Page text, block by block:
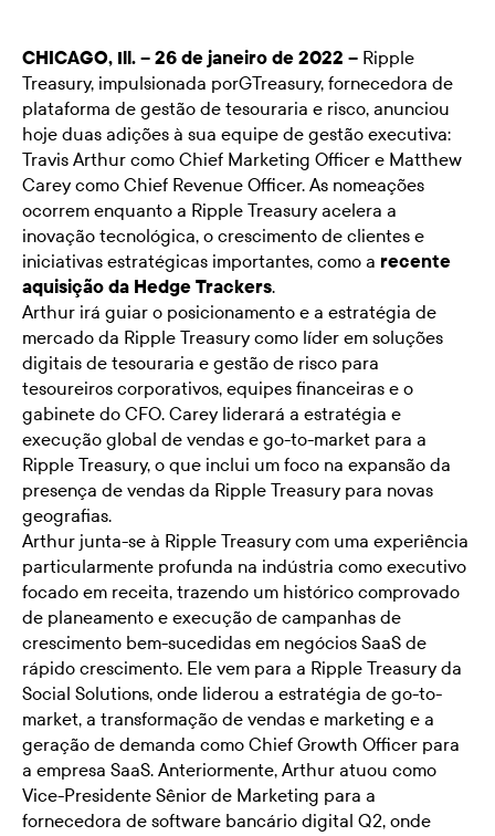
CHICAGO, Ill. – 26 de janeiro de 2022 – Ripple
Treasury, impulsionada porGTreasury, fornecedora de
plataforma de gestão de tesouraria e risco, anunciou
hoje duas adições à sua equipe de gestão executiva:
Travis Arthur como Chief Marketing Officer e Matthew
Carey como Chief Revenue Officer. As nomeações
ocorrem enquanto a Ripple Treasury acelera a
inovação tecnológica, o crescimento de clientes e
iniciativas estratégicas importantes, como a recente
aquisição da Hedge Trackers.
Arthur irá guiar o posicionamento e a estratégia de
mercado da Ripple Treasury como líder em soluções
digitais de tesouraria e gestão de risco para
tesoureiros corporativos, equipes financeiras e o
gabinete do CFO. Carey liderará a estratégia e
execução global de vendas e go-to-market para a
Ripple Treasury, o que inclui um foco na expansão da
presença de vendas da Ripple Treasury para novas
geografias.
Arthur junta-se à Ripple Treasury com uma experiência
particularmente profunda na indústria como executivo
focado em receita, trazendo um histórico comprovado
de planeamento e execução de campanhas de
crescimento bem-sucedidas em negócios SaaS de
rápido crescimento. Ele vem para a Ripple Treasury da
Social Solutions, onde liderou a estratégia de go-to-
market, a transformação de vendas e marketing e a
geração de demanda como Chief Growth Officer para
a empresa SaaS. Anteriormente, Arthur atuou como
Vice-Presidente Sênior de Marketing para a
fornecedora de software bancário digital Q2, onde